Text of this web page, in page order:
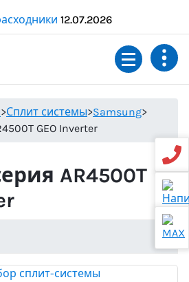
12.07.2026
>Сплит системы>Samsung>
GEO Inverter
AR4500T